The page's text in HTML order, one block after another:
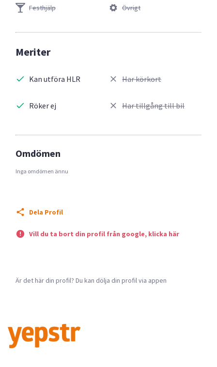
Festhjälp
Övrigt
Meriter
Kan utföra HLR
Röker ej
Har körkort
Har tillgång till bil
Omdömen
Inga omdömen ännu
Dela Profil
Vill du ta bort din profil från google, klicka här
Är det här din profil? Du kan dölja din profil via appen